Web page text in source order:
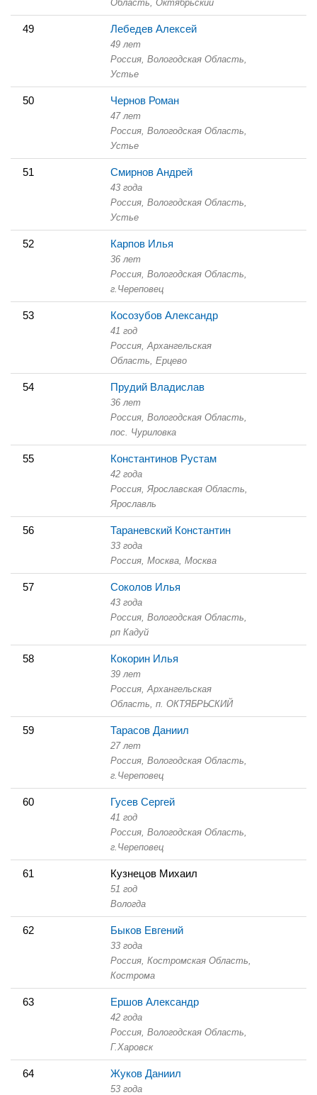
Область, Октябрьский
49 Лебедев Алексей
49 лет
Россия, Вологодская Область,
Устье
50 Чернов Роман
47 лет
Россия, Вологодская Область,
Устье
51 Смирнов Андрей
43 года
Россия, Вологодская Область,
Устье
52 Карпов Илья
36 лет
Россия, Вологодская Область,
г.Череповец
53 Косозубов Александр
41 год
Россия, Архангельская
Область, Ерцево
54 Прудий Владислав
36 лет
Россия, Вологодская Область,
пос. Чуриловка
55 Константинов Рустам
42 года
Россия, Ярославская Область,
Ярославль
56 Тараневский Константин
33 года
Россия, Москва, Москва
57 Соколов Илья
43 года
Россия, Вологодская Область,
рп Кадуй
58 Кокорин Илья
39 лет
Россия, Архангельская
Область, п. ОКТЯБРЬСКИЙ
59 Тарасов Даниил
27 лет
Россия, Вологодская Область,
г.Череповец
60 Гусев Сергей
41 год
Россия, Вологодская Область,
г.Череповец
61 Кузнецов Михаил
51 год
Вологда
62 Быков Евгений
33 года
Россия, Костромская Область,
Кострома
63 Ершов Александр
42 года
Россия, Вологодская Область,
Г.Харовск
64 Жуков Даниил
53 года